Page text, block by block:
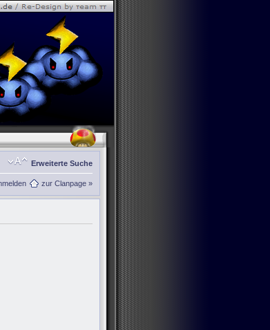
Erweiterte Suche
zur Clanpage »